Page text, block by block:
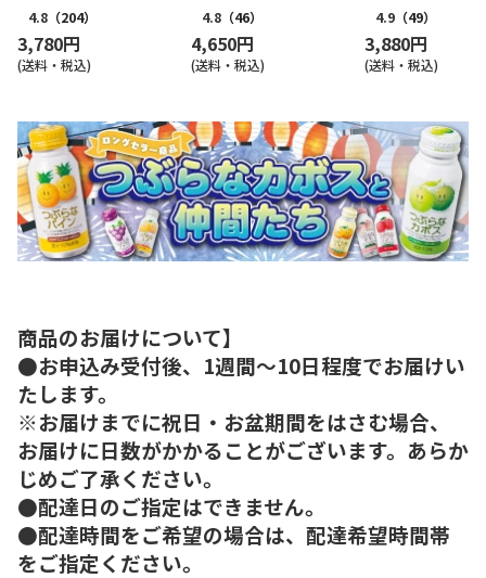
4.8 （204）
3,780円
(送料・税込)
4.8 （46）
4,650円
(送料・税込)
4.9 （49）
3,880円
(送料・税込)
商品のお届けについて】
●お申込み受付後、1週間～10日程度でお届けい
たします。
※お届けまでに祝日・お盆期間をはさむ場合、
お届けに日数がかかることがございます。あらか
じめご了承ください。
●配達日のご指定はできません。
●配達時間をご希望の場合は、配達希望時間帯
をご指定ください。